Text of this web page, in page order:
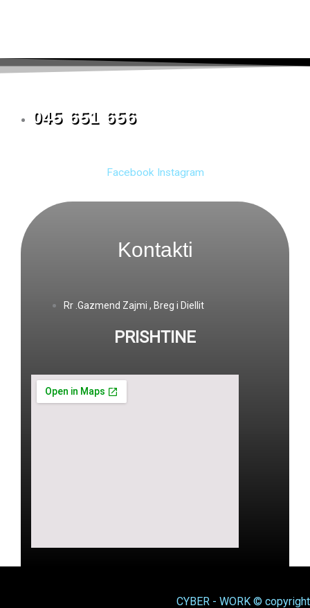
045 651 656
Facebook Instagram
Kontakti
Rr .Gazmend Zajmi , Breg i Diellit
PRISHTINE
CYBER - WORK © copyright